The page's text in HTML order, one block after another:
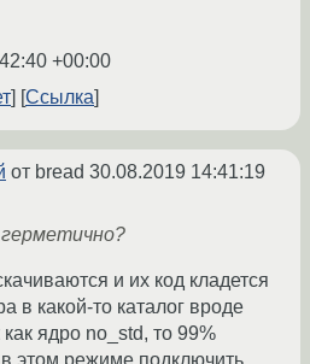
+00:00
Ссылка
от bread 30.08.2019 14:41:19
и их код кладется
в какой-то каталог вроде
ядро no_std, то 99%
этом режиме подключить